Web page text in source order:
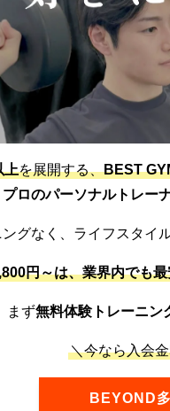
上を展開する、BEST
プロのパーソナルトレー
グなく、ライフスタイ
円～は、業界内でも
まず無料体験トレーニン
＼今なら入会
BEYOND